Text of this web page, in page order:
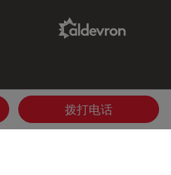
拨打电话